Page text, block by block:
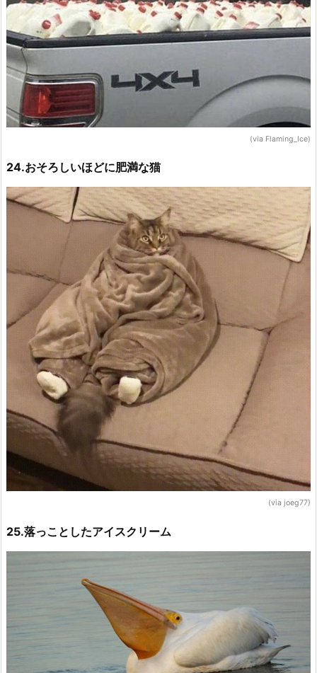
(via Flaming_Ice)
24.おそろしいほどに肥満な猫
(via joeg77)
25.落っことしたアイスクリーム